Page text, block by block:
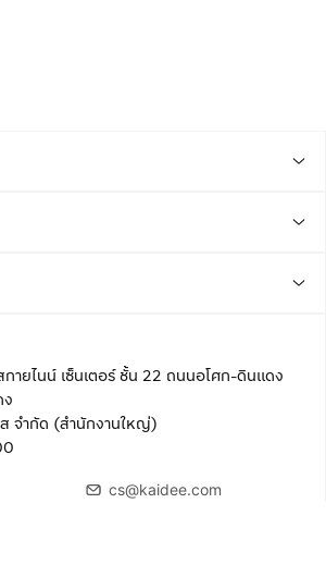
กายไนน์ เซ็นเตอร์ ชั้น 22 ถนนอโศก-ดินแดง
จำกัด (สำนักงานใหญ่)
cs@kaidee.com